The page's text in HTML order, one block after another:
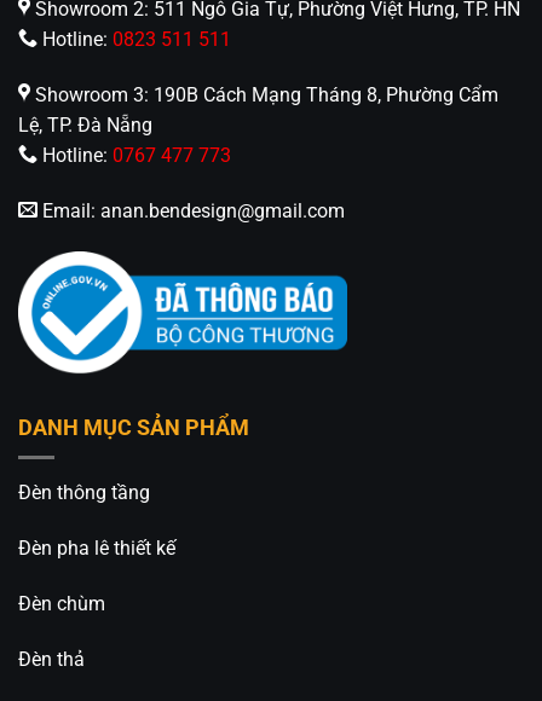
Showroom 2: 511 Ngô Gia Tự, Phường Việt Hưng, TP. HN
Hotline: 0823 511 511
Showroom 3: 190B Cách Mạng Tháng 8, Phường Cẩm
Lệ, TP. Đà Nẵng
Hotline: 0767 477 773
Email: anan.bendesign@gmail.com
DANH MỤC SẢN PHẨM
Đèn thông tầng
Đèn pha lê thiết kế
Đèn chùm
Đèn thả